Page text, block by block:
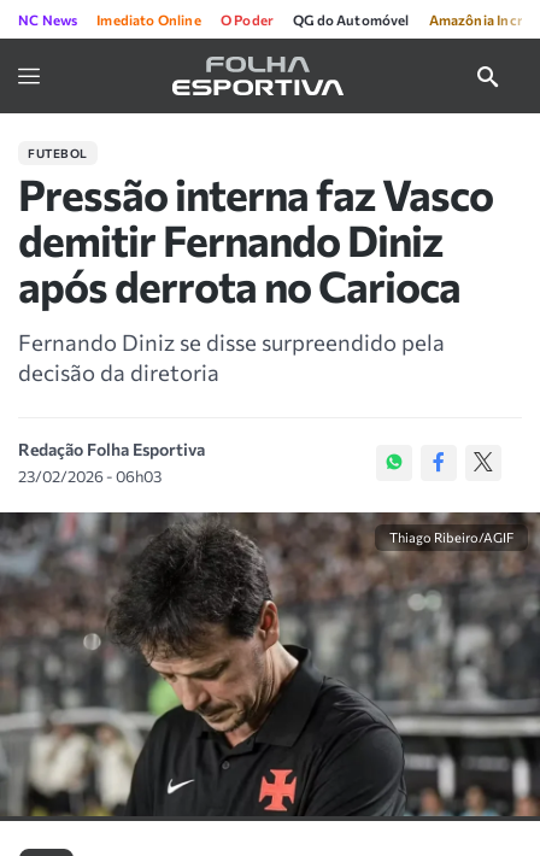
NC News Imediato Online O Poder QG do Automóvel Amazônia
FUTEBOL
Pressão interna faz Vasco
demitir Fernando Diniz
após derrota no Carioca
Fernando Diniz se disse surpreendido pela
decisão da diretoria
Redação Folha Esportiva
23/02/2026 - 06h03
Thiago Ribeiro/AGIF